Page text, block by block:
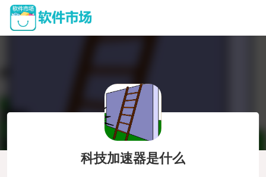
科技加速器是什么